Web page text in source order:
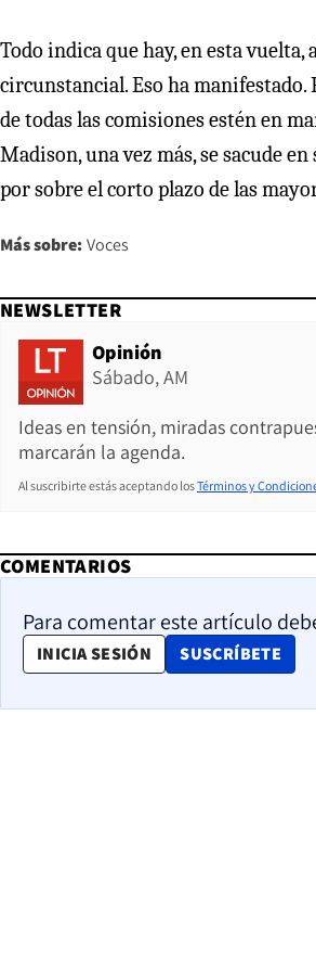
Todo indica que hay, en esta
circunstancial. Eso ha manifestado.
de todas las comisiones estén en
Madison, una vez más, se sacude
por sobre el corto plazo de las
Más sobre: Voces
NEWSLETTER
Opinión
Sábado, AM
Ideas en tensión, miradas
marcarán la agenda.
Al suscribirte estás aceptando losTérminos y
COMENTARIOS
Para comentar este artículo
INICIA SESIÓN SUSCRÍBETE
OPENS IN NEW